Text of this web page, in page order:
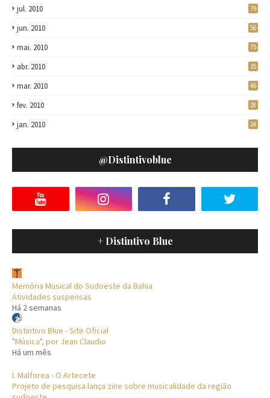
jul. 2010 79
jun. 2010 56
mai. 2010 75
abr. 2010 35
mar. 2010 46
fev. 2010 28
jan. 2010 24
@distintivoblue
+ Distintivo Blue
Memória Musical do Sudoeste da Bahia
Atividades suspensas
Há 2 semanas
Distintivo Blue - Site Oficial
"Música", por Jean Claudio
Há um mês
I. Malforea - O Artecete
Projeto de pesquisa lança zine sobre musicalidade da região